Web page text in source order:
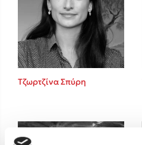
Emily Henry
Ali Hazelwood
Cori Doerrfeld
Pierdomenico Baccalario
Δανάη Ιμπραχήμ
Τεστ: Ποιο αστυνομικό βιβλίο
Τζωρτζίνα Σπύρη